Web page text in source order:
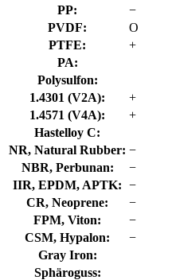
PP:
−
PVDF:
O
PTFE:
+
PA:
Polysulfon:
1.4301 (V2A):
+
1.4571 (V4A):
+
Hastelloy C:
NR, Natural Rubber: −
NBR, Perbunan:
−
IIR, EPDM, APTK: −
CR, Neoprene:
−
FPM, Viton:
−
CSM, Hypalon:
−
Gray Iron:
Sphäroguss: